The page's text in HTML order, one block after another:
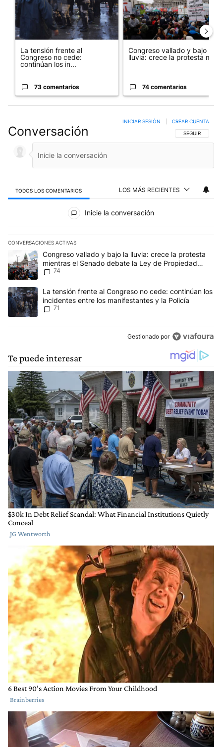
La tensión frente al
Congreso no cede:
continúan los in...
73 comentarios
Congreso vallado y bajo la
lluvia: crece la protesta mi...
74 comentarios
Conversación SIGA ESTA
SEGUIR
INICIAR SESIÓN CREAR CUENTA
TODOS LOS COMENTARIOS LOS MÁS RECIENTES
Inicie la conversación
CONVERSACIONES ACTIVAS
Un artículo de tendencia con el título "Congreso vallado y bajo
Congreso vallado y bajo la lluvia: crece la protesta
mientras el Senado debate la Ley de Propiedad
Privada
74
Un artículo de tendencia con el título "La tensión frente al
La tensión frente al Congreso no cede: continúan los
incidentes entre los manifestantes y la Policía
71
Gestionado por